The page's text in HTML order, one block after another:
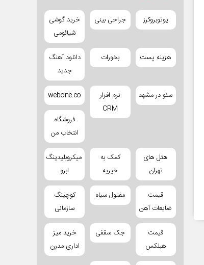
یوتوبروکرز جراحی بینی
خرید گوشی
شیائومی
هزینه پست بخورات
دانلود آهنگ
جدید
سئو در مشهد
نرم افزار
CRM
webone.co
فروشگاه
انتخاب من
هتل های
تهران
کمک به
خیریه
میکروبلیدینگ
ابرو
قیمت
ضایعات آهن
مفتول سیاه
کوچینگ
سازمانی
قیمت
هبلکس
جک سقفی
خرید میز
اداری مدرن